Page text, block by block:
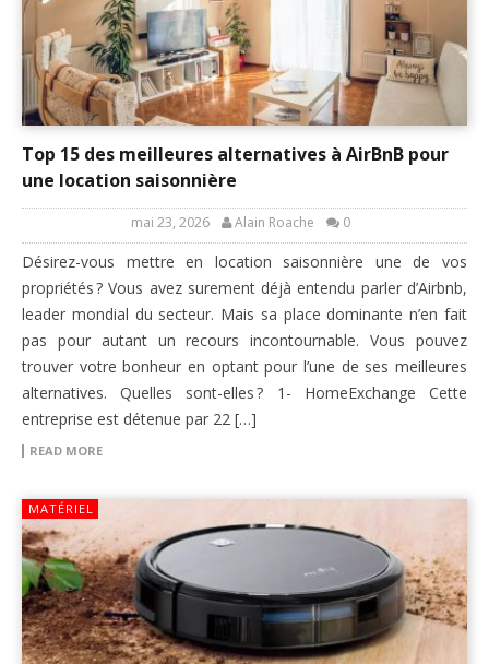
Top 15 des meilleures alternatives à AirBnB pour
une location saisonnière
mai 23, 2026 Alain Roache 0
Désirez-vous mettre en location saisonnière une de vos
propriétés ? Vous avez surement déjà entendu parler d’Airbnb,
leader mondial du secteur. Mais sa place dominante n’en fait
pas pour autant un recours incontournable. Vous pouvez
trouver votre bonheur en optant pour l’une de ses meilleures
alternatives. Quelles sont-elles ? 1- HomeExchange Cette
entreprise est détenue par 22 […]
READ MORE
MATÉRIEL